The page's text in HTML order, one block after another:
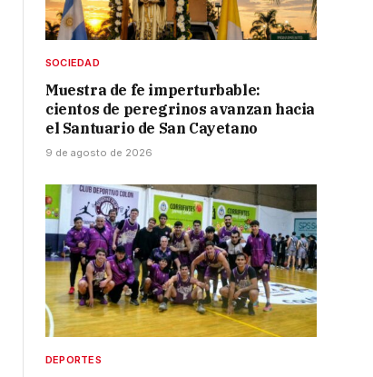
SOCIEDAD
Muestra de fe imperturbable:
cientos de peregrinos avanzan hacia
el Santuario de San Cayetano
9 de agosto de 2026
DEPORTES